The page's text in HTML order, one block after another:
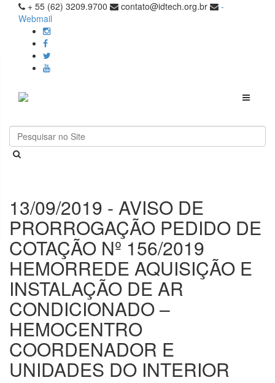
+ 55 (62) 3209.9700 contato@idtech.org.br
-
Webmail
Toggle
13/09/2019 - AVISO DE
PRORROGAÇÃO PEDIDO DE
COTAÇÃO Nº 156/2019
HEMORREDE AQUISIÇÃO E
INSTALAÇÃO DE AR
CONDICIONADO –
HEMOCENTRO
COORDENADOR E
UNIDADES DO INTERIOR